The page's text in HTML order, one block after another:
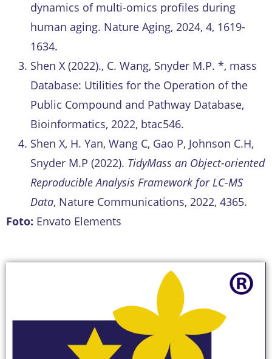
dynamics of multi-omics profiles during
human aging. Nature Aging, 2024, 4, 1619-
1634.
Shen X (2022)., C. Wang, Snyder M.P. *, mass
Database: Utilities for the Operation of the
Public Compound and Pathway Database,
Bioinformatics, 2022, btac546.
Shen X, H. Yan, Wang C, Gao P, Johnson C.H,
Snyder M.P (2022). TidyMass an Object-oriented
Reproducible Analysis Framework for LC-MS
Data, Nature Communications, 2022, 4365.
Foto: Envato Elements